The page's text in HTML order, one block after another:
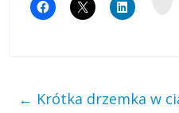
← Krótka drzemka w